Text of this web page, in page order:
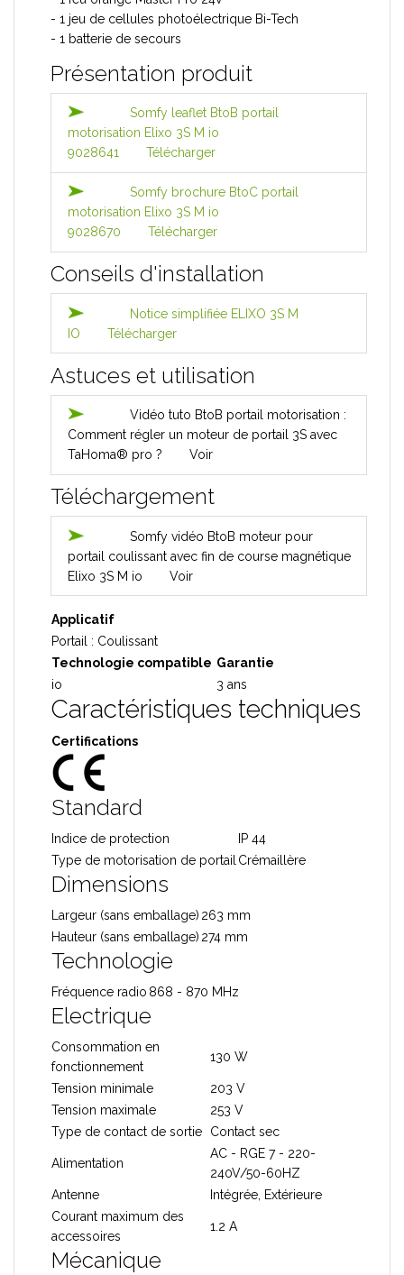
- 1 jeu de cellules photoélectrique Bi-Tech
- 1 batterie de secours
Présentation produit
Somfy leaflet BtoB portail
motorisation Elixo 3S M io
9028641
Télécharger
Somfy brochure BtoC portail
motorisation Elixo 3S M io
9028670
Télécharger
Conseils d'installation
Notice simplifiée ELIXO 3S M
IO
Télécharger
Astuces et utilisation
Vidéo tuto BtoB portail motorisation :
Comment régler un moteur de portail 3S avec
TaHoma® pro ?
Voir
Téléchargement
Somfy vidéo BtoB moteur pour
portail coulissant avec fin de course magnétique
Elixo 3S M io
Voir
Applicatif
Portail : Coulissant
Technologie compatible Garantie
io
3 ans
Caractéristiques techniques
Certifications
Standard
Indice de protection
IP 44
Type de motorisation de portailCrémaillère
Dimensions
Largeur (sans emballage) 263 mm
Hauteur (sans emballage) 274 mm
Technologie
Fréquence radio 868 - 870 MHz
Electrique
Consommation en
fonctionnement
130 W
Tension minimale
203 V
Tension maximale
253 V
Type de contact de sortie
Contact sec
Alimentation
AC - RGE 7 - 220-
240V/50-60HZ
Antenne
Intégrée, Extérieure
Courant maximum des
accessoires
1.2 A
Mécanique